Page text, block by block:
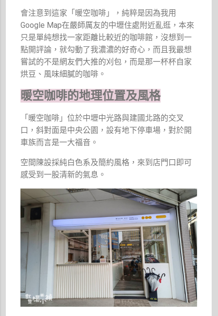
會注意到這家「暖空咖啡」，純粹是因為我用
Google Map在嚴師厲友的中壢住處附近亂逛，本來
只是單純想找一家距離比較近的咖啡館，沒想到一
點開評論，就勾動了我濃濃的好奇心，而且我最想
嘗試的不是網友們大推的刈包，而是那一杯杯自家
烘豆、風味細膩的咖啡。
暖空咖啡的地理位置及風格
「暖空咖啡」位於中壢中光路與建國北路的交叉
口，斜對面是中央公園，設有地下停車場，對於開
車族而言是一大福音。
空間陳設採純白色系及簡約風格，來到店門口即可
感受到一股清新的氣息。